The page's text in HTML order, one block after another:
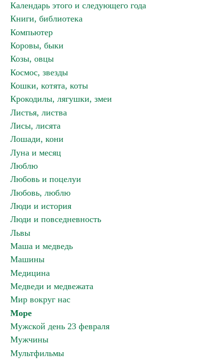
Календарь этого и следующего года
Книги, библиотека
Компьютер
Коровы, быки
Козы, овцы
Космос, звезды
Кошки, котята, коты
Крокодилы, лягушки, змеи
Листья, листва
Лисы, лисята
Лошади, кони
Луна и месяц
Люблю
Любовь и поцелуи
Любовь, люблю
Люди и история
Люди и повседневность
Львы
Маша и медведь
Машины
Медицина
Медведи и медвежата
Мир вокруг нас
Море
Мужской день 23 февраля
Мужчины
Мультфильмы